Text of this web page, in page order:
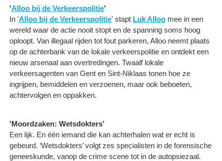
'Alloo bij de Verkeerspolitie'
In 'Alloo bij de Verkeerspolitie' stapt Luk Alloo mee in een
wereld waar de actie nooit stopt en de spanning soms hoog
oploopt. Van illegaal rijden tot fout parkeren, Alloo neemt plaats
op de achterbank van de lokale verkeerspolitie en ontdekt een
nieuw arsenaal aan overtredingen. Twaalf lokale
verkeersagenten van Gent en Sint-Niklaas tonen hoe ze
ingrijpen, bemiddelen en verzoenen, maar ook beboeten,
achtervolgen en oppakken.
'Moordzaken: Wetsdokters'
Een lijk. En één iemand die kan achterhalen wat er echt is
gebeurd. ‘Wetsdokters’ volgt zes specialisten in de forensische
geneeskunde, vanop de crime scene tot in de autopsiezaal.